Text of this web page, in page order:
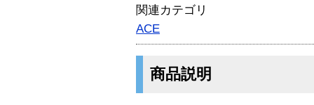
関連カテゴリ
ACE
商品説明